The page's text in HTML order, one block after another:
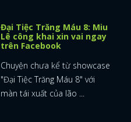
Đại Tiệc Trăng Máu 8: Miu
Lê công khai xin vai ngay
trên Facebook
Chuyện chưa kể từ showcase
"Đại Tiệc Trăng Máu 8" với
màn tái xuất của lão ...